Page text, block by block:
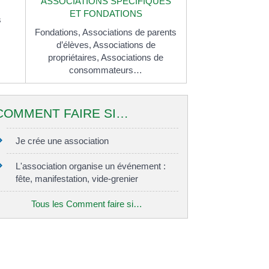
ET FONDATIONS
Fondations,Associations de parents
d’élèves, Associations de
propriétaires,Associations de
consommateurs…
FAIRE SI…
Je crée une association
L'association organise un événement :
fête, manifestation, vide-grenier
Tous les Comment faire si…